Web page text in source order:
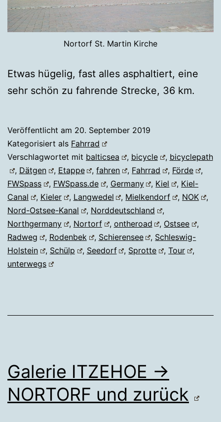
Nortorf St. Martin Kirche
Etwas hügelig, fast alles asphaltiert, eine
sehr schön zu fahrende Strecke, 36 km.
Veröffentlicht am 20. September 2019
Kategorisiert als Fahrrad
Verschlagwortet mit balticsea , bicycle , bicyclepath
, Dätgen , Etappe ,fahren , Fahrrad , Förde
,
FWSpass
, FWSpass.de , Germany , Kiel , Kiel-
Canal
, Kieler , Langwedel , Mielkendorf , NOK
,
Nord-Ostsee-Kanal
, Norddeutschland
,
Northgermany
, Nortorf , ontheroad , Ostsee
,
Radweg
, Rodenbek , Schierensee , Schleswig-
Holstein
, Schülp , Seedorf , Sprotte ,Tour
,
unterwegs
Galerie ITZEHOE →
NORTORF und zurück